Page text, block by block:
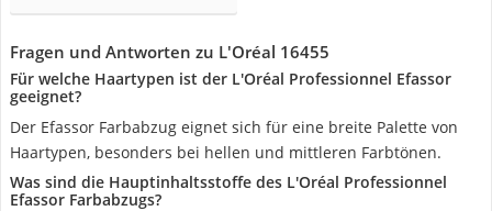
Fragen und Antworten zu L'Oréal 16455
Für welche Haartypen ist der L'Oréal Professionnel Efassor
geeignet?
Der Efassor Farbabzug eignet sich für eine breite Palette von
Haartypen, besonders bei hellen und mittleren Farbtönen.
Was sind die Hauptinhaltsstoffe des L'Oréal Professionnel
Efassor Farbabzugs?